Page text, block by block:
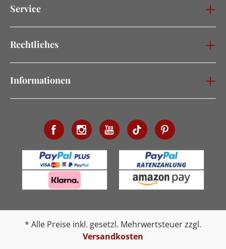
Service
Rechtliches
Informationen
* Alle Preise inkl. gesetzl. Mehrwertsteuer zzgl.
Versandkosten